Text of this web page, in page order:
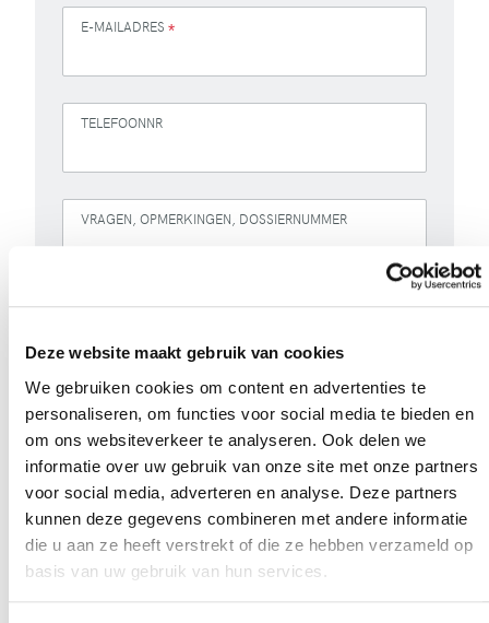
Deze website maakt gebruik van cookies
We gebruiken cookies om content en advertenties te
personaliseren, om functies voor social media te bieden en
om ons websiteverkeer te analyseren. Ook delen we
informatie over uw gebruik van onze site met onze partners
voor social media, adverteren en analyse. Deze partners
kunnen deze gegevens combineren met andere informatie
die u aan ze heeft verstrekt of die ze hebben verzameld op
basis van uw gebruik van hun services.
E-MAILADRES *
TELEFOONNR
VRAGEN, OPMERKINGEN, DOSSIERNUMMER
Versturen
Bij het invullen van dit formulier gebruiken we je